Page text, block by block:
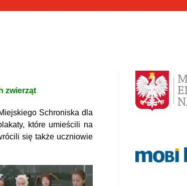
zwierząt
Schroniska dla
które umieścili na
się także uczniowie